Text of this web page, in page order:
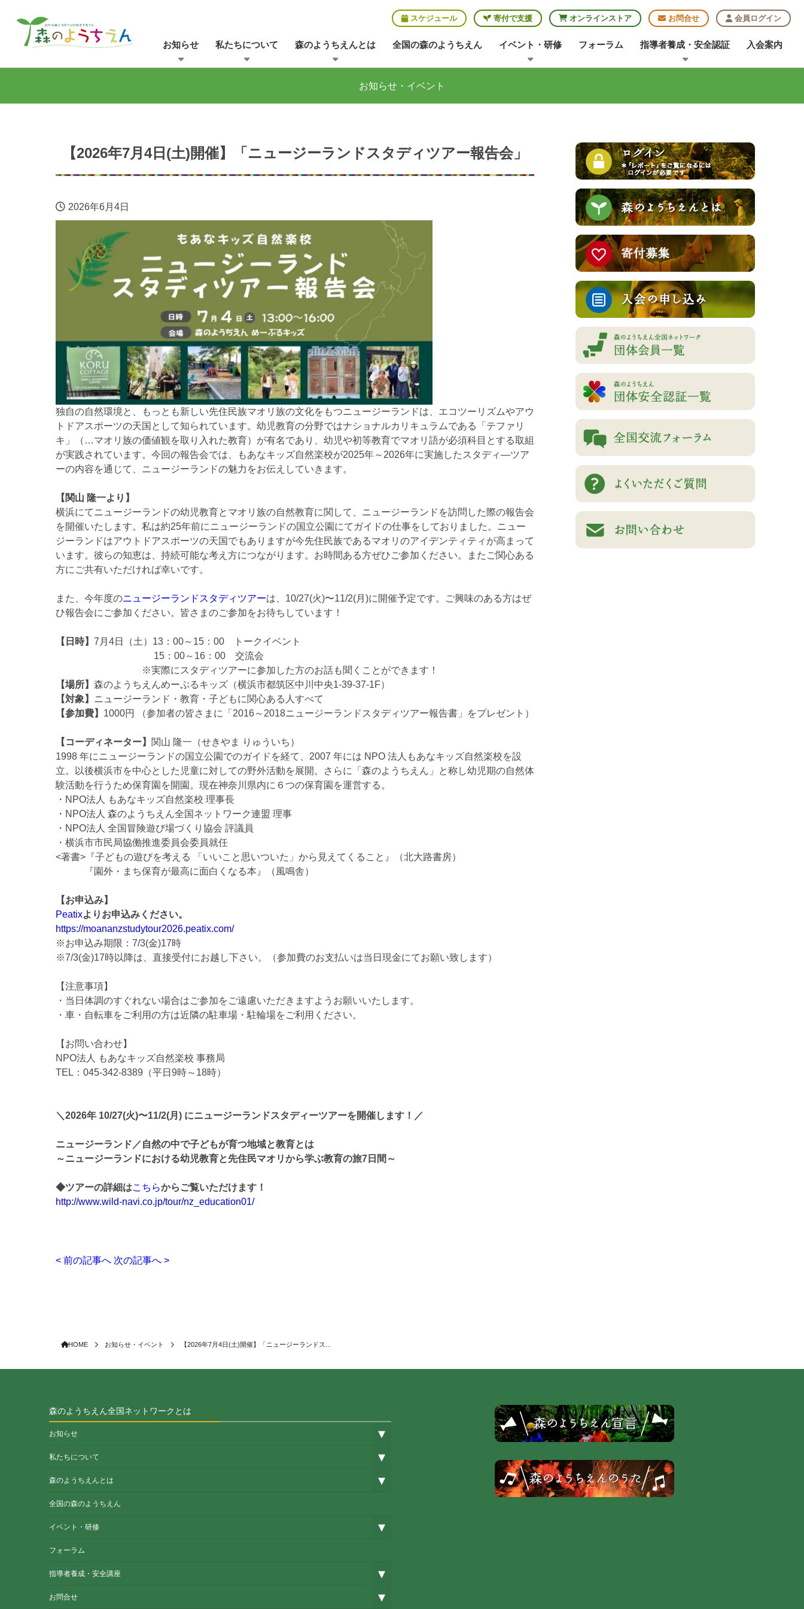
スケジュール 寄付で支援 オンラインストア お問合せ 会員ログイン
お知らせ 私たちについて 森のようちえんとは 全国の森のようちえん イベント・研修 フォーラム 指導者養成・安全認証 入会案内
お知らせ・イベント
【2026年7月4日(土)開催】「ニュージーランドスタディツアー報告会」
2026年6月4日
独自の自然環境と、もっとも新しい先住民族マオリ族の文化をもつニュージーランドは、 エコツーリズムやアウ
トドアスポーツの天国として知られています。 幼児教育の分野ではナショナルカリキュラムである「テファリ
キ」（…マオリ族の価値観を取り 入れた教育）が有名であり、幼児や初等教育でマオリ語が必須科目とする取組
が実践されています。今回の報告会では、もあなキッズ自然楽校が2025年～2026年に実施したスタディ―ツア
ーの内容を通じて、ニュージーランドの魅力をお伝えしていきます。
【関山 隆一より】
横浜にてニュージーランドの幼児教育とマオリ族の自然教育に関して、ニュージーランドを訪問した際の報告会
を開催いたします。私は約25年前にニュージーランドの国立公園にてガイドの仕事をしておりました。ニュー
ジーランドはアウトドアスポーツの天国でもありますが今先住民族であるマオリのアイデンティティが高まって
います。彼らの知恵は、持続可能な考え方につながります。お時間ある方ぜひご参加ください。またご関心ある
方にご共有いただければ幸いです。
また、今年度のニュージーランドスタディツアーは、10/27(火)〜11/2(月)に開催予定です。ご興味のある方はぜ
ひ報告会にご参加ください。皆さまのご参加をお待ちしています！
【日時】 7月4日（土）13：00～15：00 トークイベント
15：00～16：00 交流会
※実際にスタディツアーに参加した方のお話も聞くことができます！
【場所】 森のようちえんめーぷるキッズ（横浜市都筑区中川中央1-39-37-1F）
【対象】 ニュージーランド・教育・子どもに関心ある人すべて
【参加費】 1000円 （参加者の皆さまに「2016～2018ニュージーランドスタディツアー報告書」をプレゼント）
【コーディネーター】 関山 隆一（せきやま りゅういち）
1998 年にニュージーランドの国立公園でのガイドを経て、2007 年には NPO 法人もあなキッズ自然楽校を設
立。以後横浜市を中心とした児童に対しての野外活動を展開。さらに「森のようちえん」と称し幼児期の自然体
験活動を行うため保育園を開園。現在神奈川県内に６つの保育園を運営する。
・NPO法人 もあなキッズ自然楽校 理事長
・NPO法人 森のようちえん全国ネットワーク連盟 理事
・NPO法人 全国冒険遊び場づくり協会 評議員
・横浜市市民局協働推進委員会委員就任
<著書>『子どもの遊びを考える 「いいこと思いついた」から見えてくること』（北大路書房）
『園外・まち保育が最高に面白くなる本』（風鳴舎）
【お申込み】
Peatixよりお申込みください。
https://moananzstudytour2026.peatix.com/
※お申込み期限：7/3(金)17時
※7/3(金)17時以降は、直接受付にお越し下さい。（参加費のお支払いは当日現金にてお願い致します）
【注意事項】
・当日体調のすぐれない場合はご参加をご遠慮いただきますようお願いいたします。
・車・自転車をご利用の方は近隣の駐車場・駐輪場をご利用ください。
【お問い合わせ】
NPO法人 もあなキッズ自然楽校 事務局
TEL：045‐342‐8389（平日9時～18時）
＼2026年 10/27(火)〜11/2(月) にニュージーランドスタディーツアーを開催します！／
ニュージーランド／自然の中で子どもが育つ地域と教育とは
～ニュージーランドにおける幼児教育と先住民マオリから学ぶ教育の旅7日間～
◆ツアーの詳細はこちらからご覧いただけます！
http://www.wild-navi.co.jp/tour/nz_education01/
< 前の記事へ 次の記事へ >
HOME お知らせ・イベント 【2026年7月4日(土)開催】「ニュージーランドス...
森のようちえん全国ネットワークとは
お知らせ
私たちについて
森のようちえんとは
全国の森のようちえん
イベント・研修
フォーラム
指導者養成・安全講座
お問合せ